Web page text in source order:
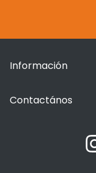
Información
Contactános